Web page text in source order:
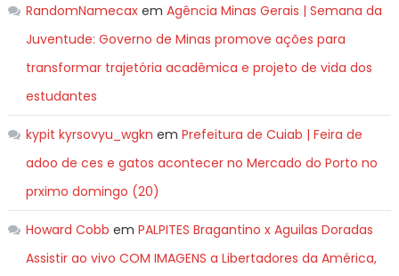
RandomNamecaxem Agência Minas Gerais | Semana da
Juventude: Governo de Minas promove ações para
transformar trajetória acadêmica e projeto de vida dos
estudantes
kypit kyrsovyu_wgkn em Prefeitura de Cuiab | Feira de
adoo de ces e gatos acontecer no Mercado do Porto no
prximo domingo (20)
Howard Cobb em PALPITES Bragantino x Aguilas Doradas
Assistir ao vivo COM IMAGENS a Libertadores da América,